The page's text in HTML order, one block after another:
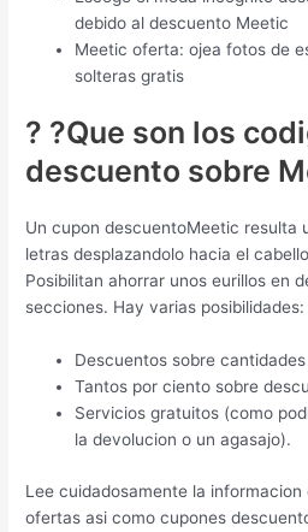
debido al descuento Meetic
Meetic oferta: ojea fotos de
solteras gratis
? ?Que son los
descuento sobre
Un cupon descuentoMeetic resulta
letras desplazandolo hacia el
Posibilitan ahorrar unos eurillos en
secciones. Hay varias posibilidades:
Descuentos sobre
Tantos por ciento sobre
Servicios gratuitos (como
la devolucion o un agasajo).
Lee cuidadosamente la
ofertas asi­ como cupones